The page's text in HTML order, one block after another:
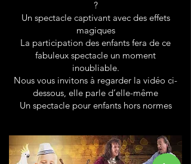
?
Un spectacle captivant avec des effets
magiques
La participation des enfants fera de ce
fabuleux spectacle un moment
inoubliable.
Nous vous invitons à regarder la vidéo ci-
dessous, elle parle d’elle-même
Un spectacle pour enfants hors normes